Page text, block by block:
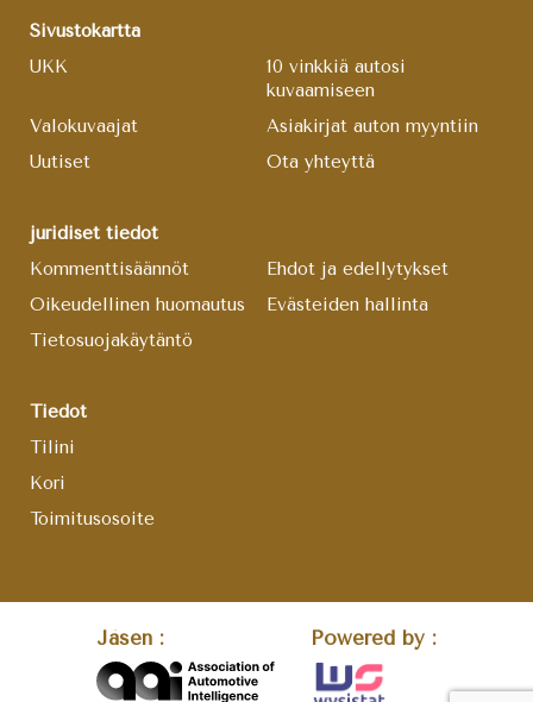
Sivustokartta
UKK
10 vinkkiä autosi
kuvaamiseen
Valokuvaajat
Asiakirjat auton myyntiin
Uutiset
Ota yhteyttä
juridiset tiedot
Kommenttisäännöt
Ehdot ja edellytykset
Oikeudellinen huomautus
Evästeiden hallinta
Tietosuojakäytäntö
Tiedot
Tilini
Kori
Toimitusosoite
Jäsen : Powered by :